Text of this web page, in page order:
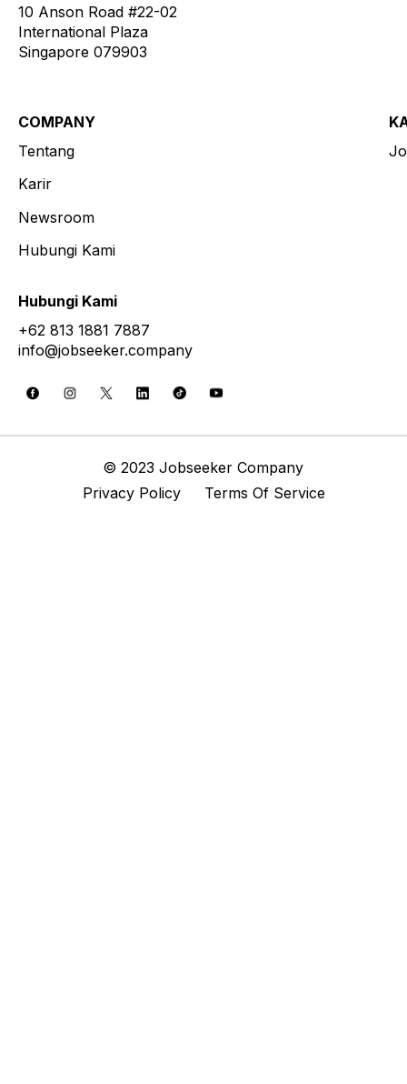
10 Anson Road #22-02
International Plaza
Singapore 079903
COMPANY
Tentang
Karir
Newsroom
Hubungi Kami
Hubungi Kami
+62 813 1881 7887
info@jobseeker.company
© 2023 Jobseeker Company
Privacy Policy Terms Of Service